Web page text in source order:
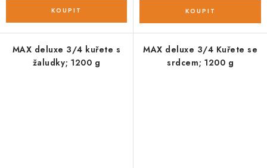
MAX deluxe 3/4 kuřete s
žaludky; 1200 g
MAX deluxe 3/4 Kuřete se
srdcem; 1200 g